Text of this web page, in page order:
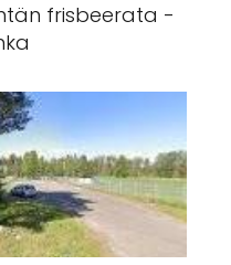
frisbeerata -